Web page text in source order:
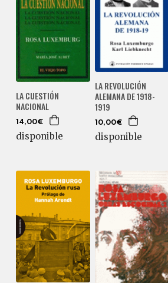
LA CUESTIÓN
NACIONAL
14,00€
disponible
LA REVOLUCIÓN
ALEMANA DE 1918-
1919
10,00€
disponible